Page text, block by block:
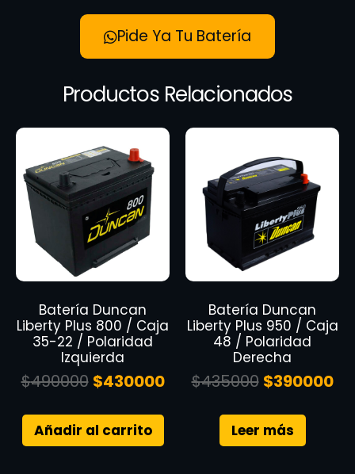
Pide Ya Tu Batería
Productos Relacionados
Batería Duncan
Liberty Plus 800 / Caja
35-22 / Polaridad
Izquierda
$490000 $430000
Añadir al carrito
Batería Duncan
Liberty Plus 950 / Caja
48 / Polaridad
Derecha
$435000 $390000
Leer más